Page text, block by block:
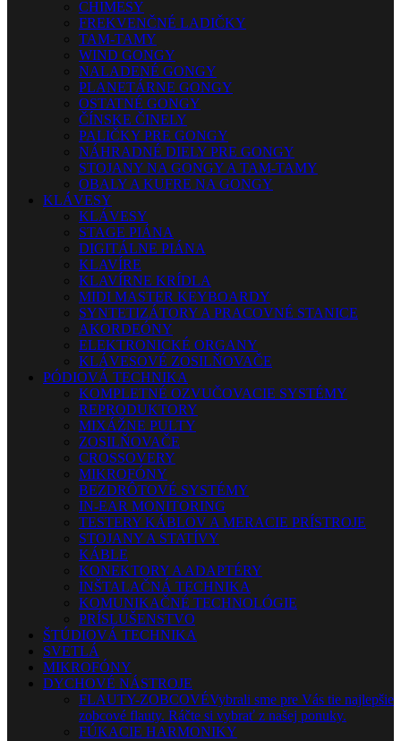
CHIMESY
FREKVENČNÉ LADIČKY
TAM-TAMY
WIND GONGY
NALADENÉ GONGY
PLANETÁRNE GONGY
OSTATNÉ GONGY
ČÍNSKE ČINELY
PALIČKY PRE GONGY
NÁHRADNÉ DIELY PRE GONGY
STOJANY NA GONGY A TAM-TAMY
OBALY A KUFRE NA GONGY
KLÁVESY
KLÁVESY
STAGE PIÁNA
DIGITÁLNE PIÁNA
KLAVÍRE
KLAVÍRNE KRÍDLA
MIDI MASTER KEYBOARDY
SYNTETIZÁTORY A PRACOVNÉ STANICE
AKORDEÓNY
ELEKTRONICKÉ ORGANY
KLÁVESOVÉ ZOSILŇOVAČE
PÓDIOVÁ TECHNIKA
KOMPLETNÉ OZVUČOVACIE SYSTÉMY
REPRODUKTORY
MIXÁŽNE PULTY
ZOSILŇOVAČE
CROSSOVERY
MIKROFÓNY
BEZDRÔTOVÉ SYSTÉMY
IN-EAR MONITORING
TESTERY KÁBLOV A MERACIE PRÍSTROJE
STOJANY A STATÍVY
KÁBLE
KONEKTORY A ADAPTÉRY
INŠTALAČNÁ TECHNIKA
KOMUNIKAČNÉ TECHNOLÓGIE
PRÍSLUŠENSTVO
ŠTÚDIOVÁ TECHNIKA
SVETLÁ
MIKROFÓNY
DYCHOVÉ NÁSTROJE
FLAUTY-ZOBCOVÉVybrali sme pre Vás tie najlepšie
zobcové flauty. Ráčte si vybrať z našej ponuky.
FÚKACIE HARMONIKY